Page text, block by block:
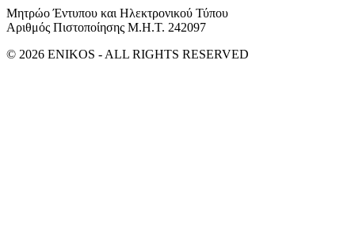
Μητρώο Έντυπου και Ηλεκτρονικού Τύπου
Αριθμός Πιστοποίησης Μ.Η.Τ. 242097
© 2026 ENIKOS - ALL RIGHTS RESERVED